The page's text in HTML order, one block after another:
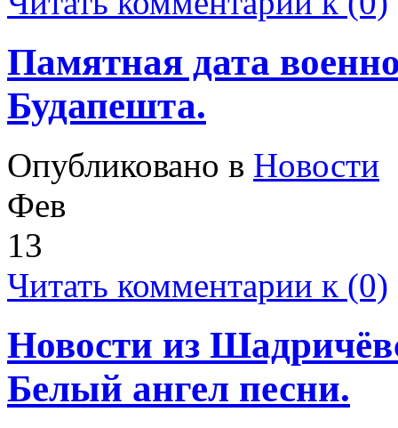
Памятная дата
Будапешта.
Опубликовано в Новости
Фев
13
Читать комментарии к (0)
Новости из
Белый ангел песни.